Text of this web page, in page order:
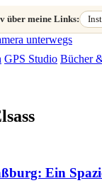
über meine Links:
unterwegs
GPS Studio Bücher
Ein